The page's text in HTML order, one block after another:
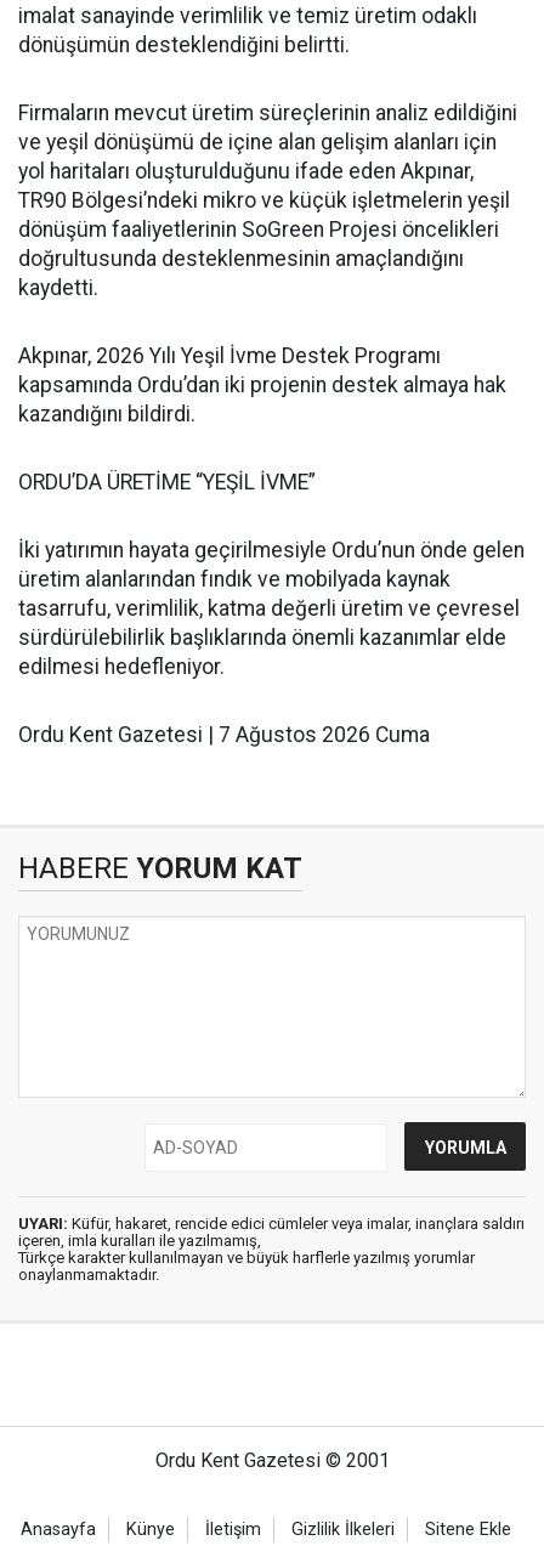
imalat sanayinde verimlilik ve temiz üretim odaklı
dönüşümün desteklendiğini belirtti.
Firmaların mevcut üretim süreçlerinin analiz edildiğini
ve yeşil dönüşümü de içine alan gelişim alanları için
yol haritaları oluşturulduğunu ifade eden Akpınar,
TR90 Bölgesi’ndeki mikro ve küçük işletmelerin yeşil
dönüşüm faaliyetlerinin SoGreen Projesi öncelikleri
doğrultusunda desteklenmesinin amaçlandığını
kaydetti.
Akpınar, 2026 Yılı Yeşil İvme Destek Programı
kapsamında Ordu’dan iki projenin destek almaya hak
kazandığını bildirdi.
ORDU’DA ÜRETİME “YEŞİL İVME”
İki yatırımın hayata geçirilmesiyle Ordu’nun önde gelen
üretim alanlarından fındık ve mobilyada kaynak
tasarrufu, verimlilik, katma değerli üretim ve çevresel
sürdürülebilirlik başlıklarında önemli kazanımlar elde
edilmesi hedefleniyor.
Ordu Kent Gazetesi | 7 Ağustos 2026 Cuma
HABERE YORUM KAT
UYARI: Küfür, hakaret, rencide edici cümleler veya imalar, inançlara saldırı
içeren, imla kuralları ile yazılmamış,
Türkçe karakter kullanılmayan ve büyük harflerle yazılmış yorumlar
onaylanmamaktadır.
Ordu Kent Gazetesi © 2001
Anasayfa Künye İletişim Gizlilik İlkeleri Sitene Ekle